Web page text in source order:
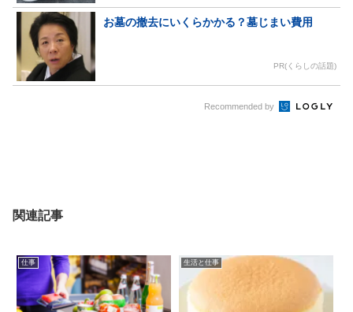
お墓の撤去にいくらかかる？墓じまい費用
PR(くらしの話題)
Recommended by
関連記事
仕事 生活と仕事